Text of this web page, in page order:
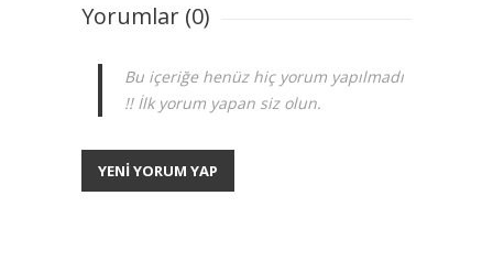
Yorumlar (0)
Bu içeriğe henüz hiç yorum yapılmadı
!! İlk yorum yapan siz olun.
YENİ YORUM YAP